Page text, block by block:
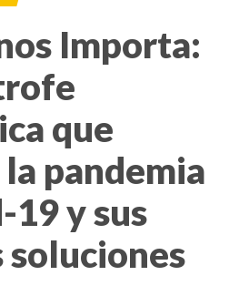
Importa:
que
pandemia
19 y sus
soluciones